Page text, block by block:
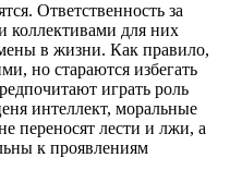
Ответственность за
коллективами для них
в жизни. Как правило,
но стараются избегать
играть роль
интеллект, моральные
переносят лести и лжи, а
к проявлениям